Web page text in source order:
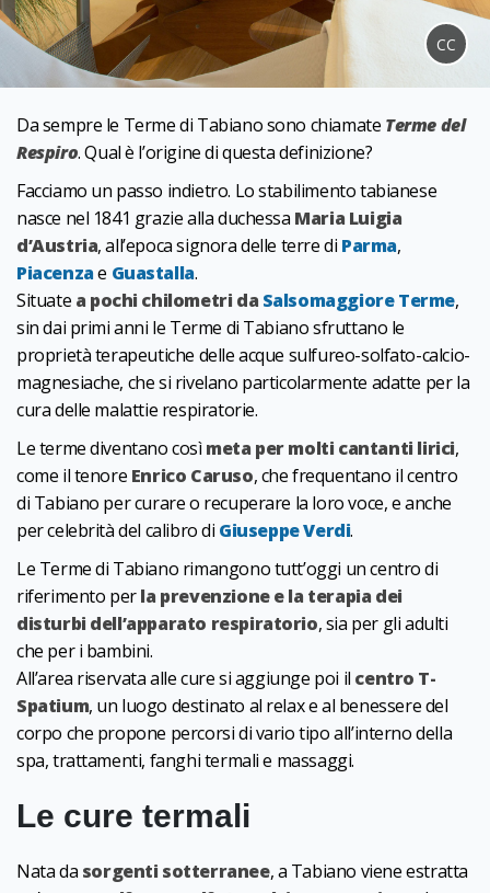
CC
Da sempre le Terme di Tabiano sono chiamate Terme del
Respiro. Qual è l’origine di questa definizione?
Facciamo un passo indietro. Lo stabilimento tabianese
nasce nel 1841 grazie alla duchessa Maria Luigia
d’Austria, all’epoca signora delle terre di Parma,
Piacenzae Guastalla.
Situate a pochi chilometri da Salsomaggiore Terme,
sin dai primi anni le Terme di Tabiano sfruttano le
proprietà terapeutiche delle acque sulfureo-solfato-calcio-
magnesiache, che si rivelano particolarmente adatte per la
cura delle malattie respiratorie.
Le terme diventano cosìmeta per molti cantanti lirici,
come il tenore Enrico Caruso, che frequentano il centro
di Tabiano per curare o recuperare la loro voce, e anche
per celebrità del calibro di Giuseppe Verdi.
Le Terme di Tabiano rimangono tutt’oggi un centro di
riferimento perla prevenzione e la terapia dei
disturbi dell’apparato respiratorio, sia per gli adulti
che per i bambini.
All’area riservata alle cure si aggiunge poi il centro T-
Spatium, un luogo destinato al relax e al benessere del
corpo che propone percorsi di vario tipo all’interno della
spa, trattamenti, fanghi termali e massaggi.
Le cure termali
Nata da sorgenti sotterranee, a Tabiano viene estratta